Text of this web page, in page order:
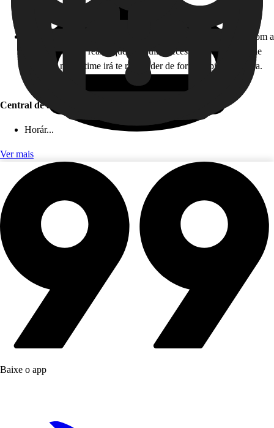
Horário de atendimento: 24 horas, todos os dias!
Como funciona: caso você não esteja disponível para falar com a
gente em tempo real, fique tranquilo! Acesse nossa Central de
Ajuda, e nosso time irá te responder de forma rápida e segura.
Central de ajuda (app)
Horár...
Ver mais
Baixe o app